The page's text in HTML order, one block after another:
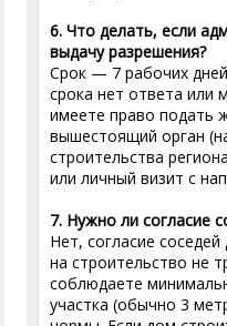
6. Что делать, если
выдачу разрешения?
Срок — 7 рабочих
срока нет ответа или
имеете право подать
вышестоящий орган
строительства
или личный визит с
7. Нужно ли согласие
Нет, согласие
на строительство не
соблюдаете
участка (обычно 3